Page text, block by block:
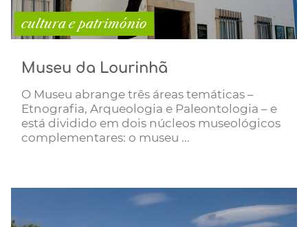
cultura e património
Museu da Lourinhã
O Museu abrange três áreas temáticas –
Etnografia, Arqueologia e Paleontologia – e
está dividido em dois núcleos museológicos
complementares: o museu ...